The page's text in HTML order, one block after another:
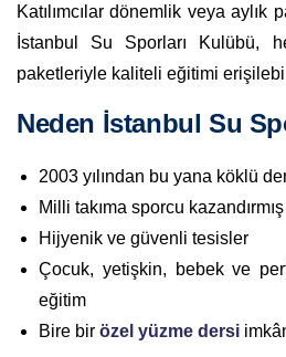
Katılımcılar dönemlik veya aylık
İstanbul Su Sporları Kulübü,
paketleriyle kaliteli eğitimi
Neden İstanbul Su
2003 yılından bu yana köklü
Milli takıma sporcu
Hijyenik ve güvenli tesisler
Çocuk, yetişkin, bebek ve
eğitim
Bire bir özel yüzme dersi